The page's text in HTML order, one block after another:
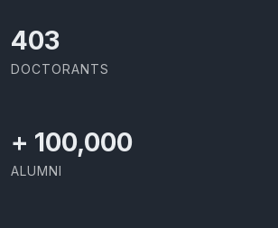
437
DOCTORANTS
+ 100,000
ALUMNI